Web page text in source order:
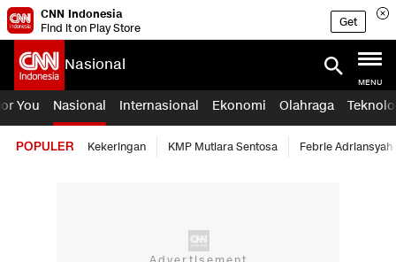
CNN Indonesia
Find it on Play Store
Get
Nasional
MENU
You Nasional Internasional Ekonomi Olahraga
POPULER Kekeringan KMP Mutiara Sentosa Febrie Adriansyah